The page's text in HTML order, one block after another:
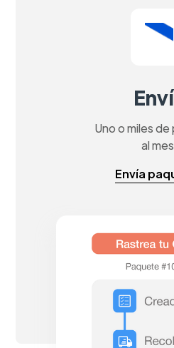
Uno o miles
al
Envía